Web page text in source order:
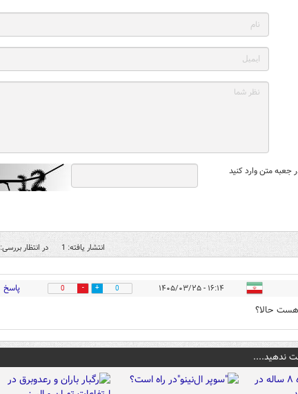
جعبه متن وارد کنید
انتشار یافته: 1 در انتظار بررسی: 0
۱۶:۱۴ - ۱۴۰۵/۰۳/۲۵ 0
0 پاسخ
حالا؟
ندهید....